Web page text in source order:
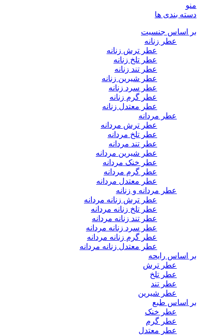
منو
دسته بندی ها
بر اساس جنسیت
عطر زنانه
عطر ترش زنانه
عطر تلخ زنانه
عطر تند زنانه
عطر شیرین زنانه
عطر سرد زنانه
عطر گرم زنانه
عطر معتدل زنانه
عطر مردانه
عطر ترش مردانه
عطر تلخ مردانه
عطر تند مردانه
عطر شیرین مردانه
عطر خنک مردانه
عطر گرم مردانه
عطر معتدل مردانه
عطر مردانه و زنانه
عطر ترش زنانه مردانه
عطر تلخ زنانه مردانه
عطر تند زنانه مردانه
عطر سرد زنانه مردانه
عطر گرم زنانه مردانه
عطر معتدل زنانه مردانه
بر اساس رایحه
عطر ترش
عطر تلخ
عطر تند
عطر شیرین
بر اساس طبع
عطر خنک
عطر گرم
عطر معتدل